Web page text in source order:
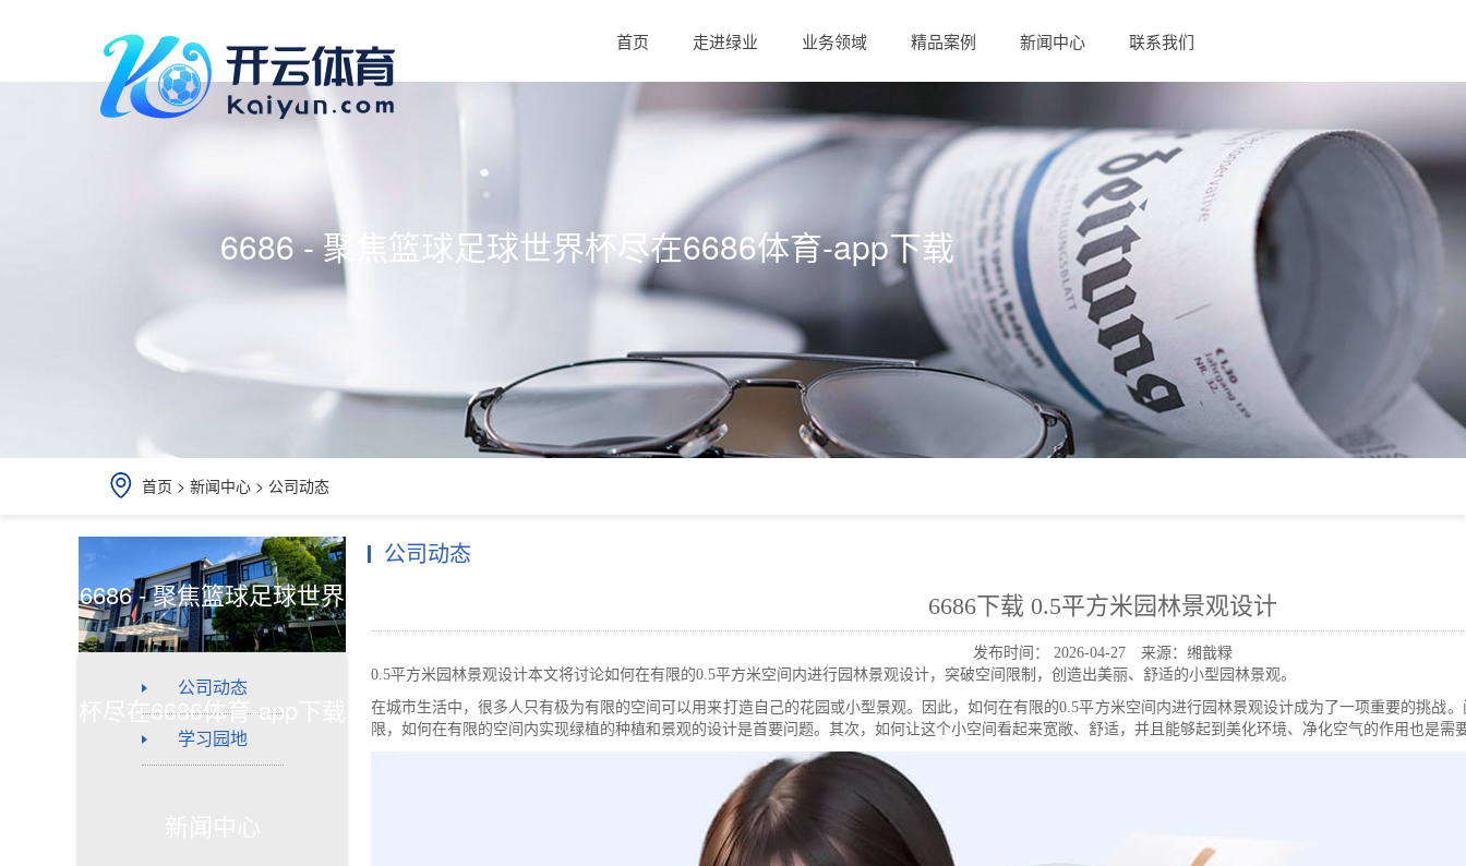
首页 走进绿业 业务领域 精品案例 新闻中心 联系我们
6686 - 聚焦篮球足球世界杯尽在6686体育-app下载
首页 >新闻中心 > 公司动态
6686 - 聚焦篮球足球世界
杯尽在6686体育-app下载
公司动态
学习园地
公司动态
6686下载 0.5平方米园林景观设计
发布时间： 2026-04-27来源：缃戠粶
0.5平方米园林景观设计本文将讨论如何在有限的0.5平方米空间内进行园林景观设计，突破空间限制，创造出美丽、舒适的小型园林景观。
在城市生活中，很多人只有极为有限的空间可以用来打造自己的花园或小型景观。因此，如何在有限的0.5平方米空间内进行园林景观设计成为了一项重要的挑战
限，如何在有限的空间内实现绿植的种植和景观的设计是首要问题。其次，如何让这个小空间看起来宽敞、舒适，并且能够起到美化环境、净化空气的作用也是需